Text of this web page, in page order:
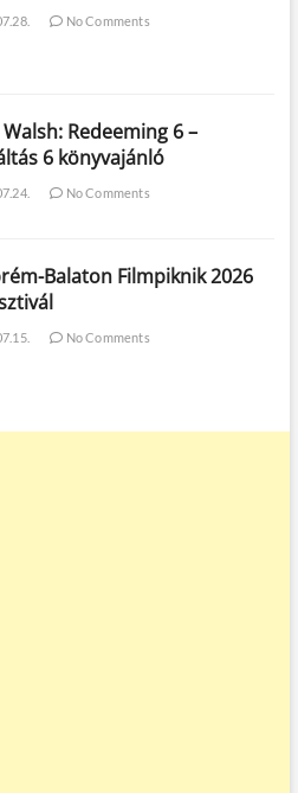
No Comments
Redeeming 6 –
6 könyvajánló
No Comments
Balaton Filmpiknik 2026
No Comments